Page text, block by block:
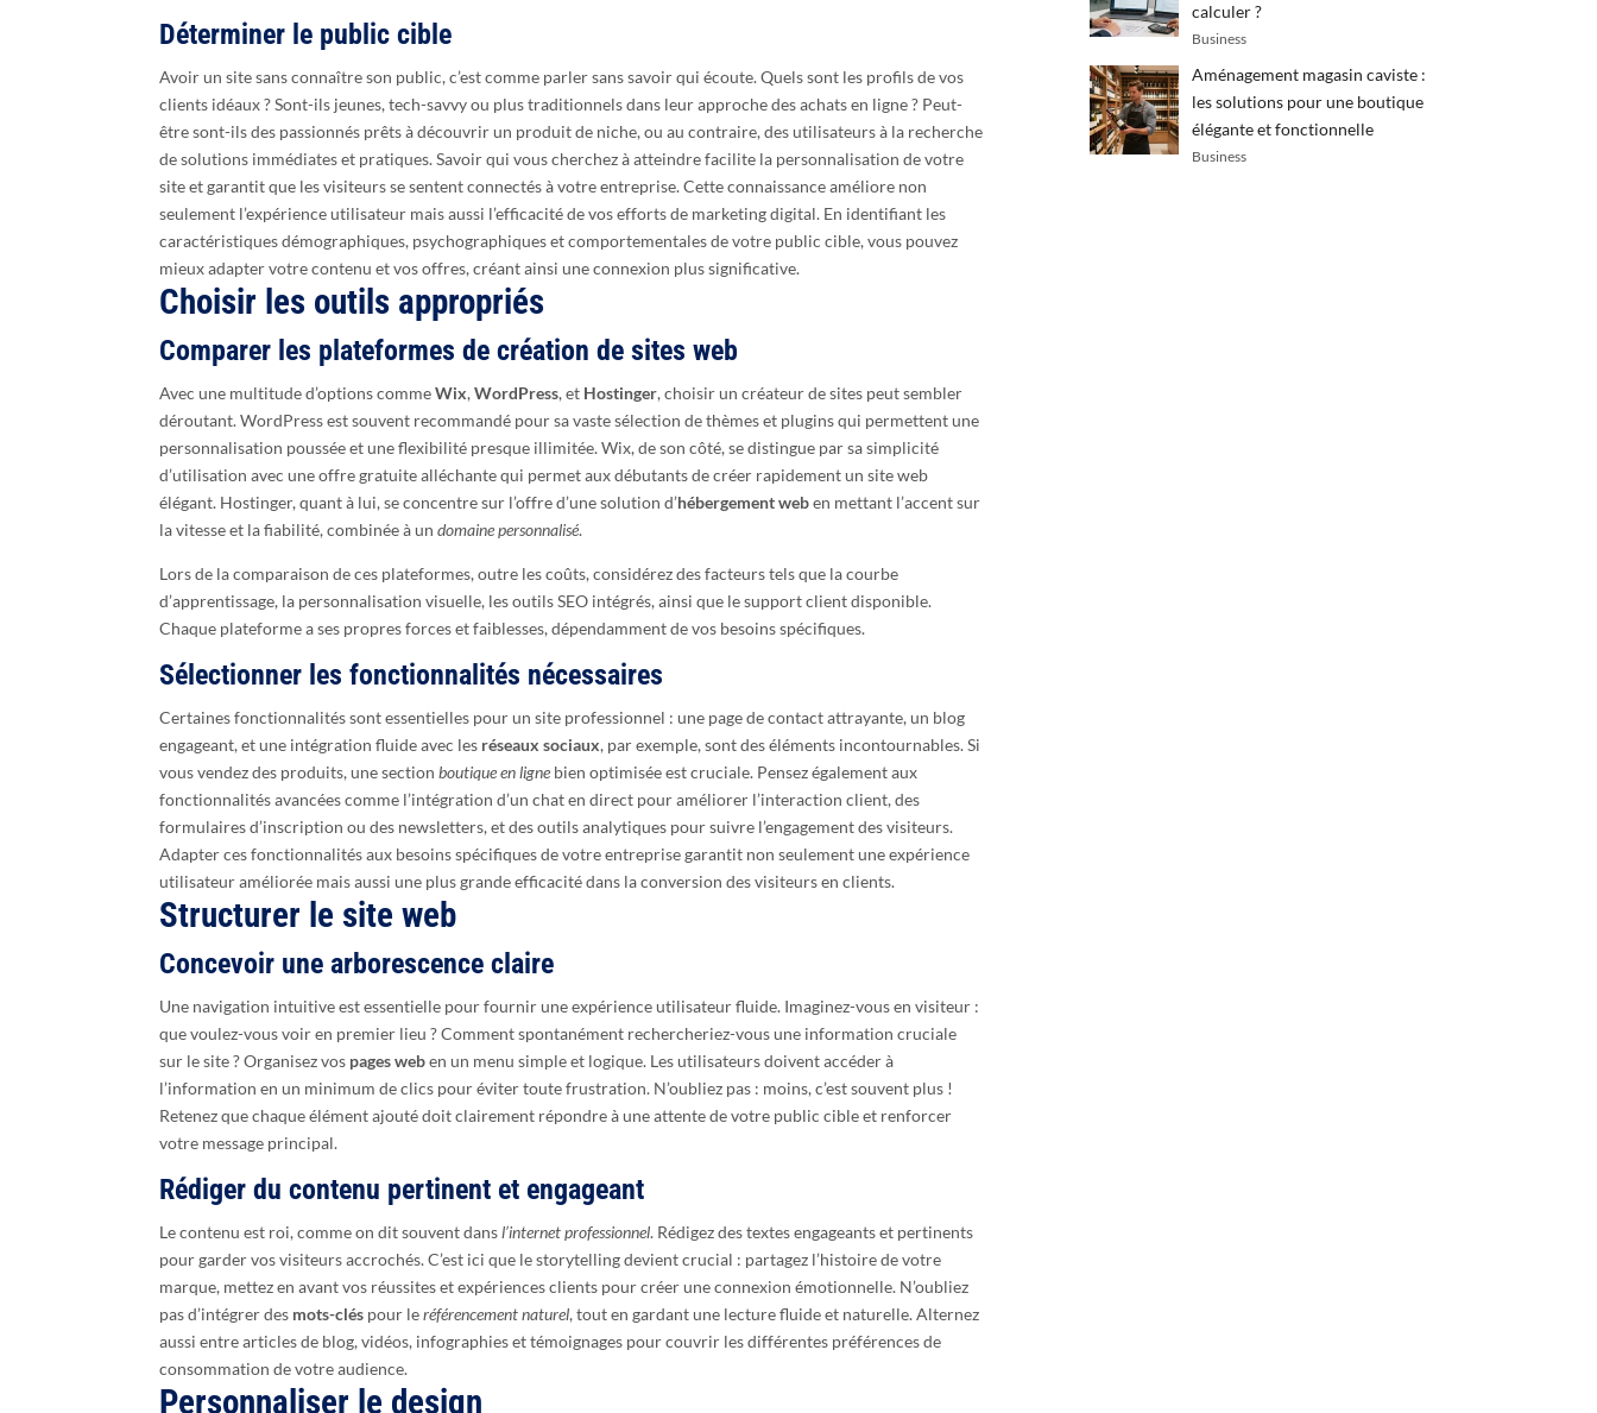
Déterminer le public cible
Avoir un site sans connaître son public, c’est comme parler sans savoir qui écoute. Quels sont les profils de vos
clients idéaux ? Sont-ils jeunes, tech-savvy ou plus traditionnels dans leur approche des achats en ligne ? Peut-
être sont-ils des passionnés prêts à découvrir un produit de niche, ou au contraire, des utilisateurs à la recherche
de solutions immédiates et pratiques. Savoir qui vous cherchez à atteindre facilite la personnalisation de votre
site et garantit que les visiteurs se sentent connectés à votre entreprise. Cette connaissance améliore non
seulement l’expérience utilisateur mais aussi l’efficacité de vos efforts de marketing digital. En identifiant les
caractéristiques démographiques, psychographiques et comportementales de votre public cible, vous pouvez
mieux adapter votre contenu et vos offres, créant ainsi une connexion plus significative.
Choisir les outils appropriés
Comparer les plateformes de création de sites web
Avec une multitude d’options commeWix,WordPress, et Hostinger, choisir un créateur de sites peut sembler
déroutant. WordPress est souvent recommandé pour sa vaste sélection de thèmes et plugins qui permettent une
personnalisation poussée et une flexibilité presque illimitée. Wix, de son côté, se distingue par sa simplicité
d’utilisation avec une offre gratuite alléchante qui permet aux débutants de créer rapidement un site web
élégant. Hostinger, quant à lui, se concentre sur l’offre d’une solution d’hébergement weben mettant l’accent sur
la vitesse et la fiabilité, combinée à undomaine personnalisé.
Lors de la comparaison de ces plateformes, outre les coûts, considérez des facteurs tels que la courbe
d’apprentissage, la personnalisation visuelle, les outils SEO intégrés, ainsi que le support client disponible.
Chaque plateforme a ses propres forces et faiblesses, dépendamment de vos besoins spécifiques.
Sélectionner les fonctionnalités nécessaires
Certaines fonctionnalités sont essentielles pour un site professionnel : une page de contact attrayante, un blog
engageant, et une intégration fluide avec les réseaux sociaux, par exemple, sont des éléments incontournables. Si
vous vendez des produits, une sectionboutique en ligne bien optimisée est cruciale. Pensez également aux
fonctionnalités avancées comme l’intégration d’un chat en direct pour améliorer l’interaction client, des
formulaires d’inscription ou des newsletters, et des outils analytiques pour suivre l’engagement des visiteurs.
Adapter ces fonctionnalités aux besoins spécifiques de votre entreprise garantit non seulement une expérience
utilisateur améliorée mais aussi une plus grande efficacité dans la conversion des visiteurs en clients.
Structurer le site web
Concevoir une arborescence claire
Une navigation intuitive est essentielle pour fournir une expérience utilisateur fluide. Imaginez-vous en visiteur :
que voulez-vous voir en premier lieu ? Comment spontanément rechercheriez-vous une information cruciale
sur le site ? Organisez vos pages weben un menu simple et logique. Les utilisateurs doivent accéder à
l’information en un minimum de clics pour éviter toute frustration. N’oubliez pas : moins, c’est souvent plus !
Retenez que chaque élément ajouté doit clairement répondre à une attente de votre public cible et renforcer
votre message principal.
Rédiger du contenu pertinent et engageant
Le contenu est roi, comme on dit souvent dansl’internet professionnel. Rédigez des textes engageants et pertinents
pour garder vos visiteurs accrochés. C’est ici que le storytelling devient crucial : partagez l’histoire de votre
marque, mettez en avant vos réussites et expériences clients pour créer une connexion émotionnelle. N’oubliez
pas d’intégrer des mots-clés pour leréférencement naturel, tout en gardant une lecture fluide et naturelle. Alternez
aussi entre articles de blog, vidéos, infographies et témoignages pour couvrir les différentes préférences de
consommation de votre audience.
Personnaliser le design
calculer ?
Business
Aménagement magasin caviste :
les solutions pour une boutique
élégante et fonctionnelle
Business